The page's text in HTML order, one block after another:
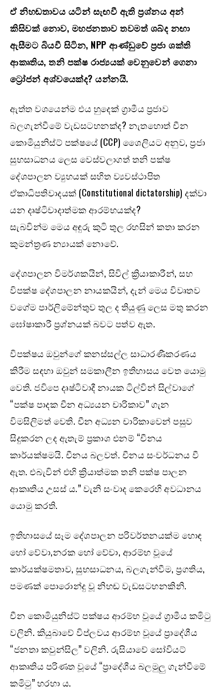
ඒ නිහඬතාවය යටින් සැඟවී ඇති ප්‍රශ්නය අන්
කිසිවක් නොව, මහජනතාව තවමත් ශබ්ද නඟා
ඇසීමට බියවී සිටින, NPP ආණ්ඩුවේ ප්‍රජා ශක්ති
ආකෘතිය, තනි පක්ෂ රාජ්‍යයක් වෙනුවෙන් ගෙනා
ට්‍රෝජන් අශ්වයෙක්ද? යන්නයි.
ඇත්ත වශයෙන්ම එය හුදෙක් ග්‍රාමීය ප්‍රජාව
බලගැන්වීමේ වැඩසටහනක්ද? නැතහොත් චීන
කොමියුනිස්ට් පක්ෂයේ (CCP) ශෛලියට අනුව, ප්‍රජා
සුභසාධනය ලෙස වෙස්වලාගත් තනි පක්ෂ
දේශපාලන ව්‍යුහයක් සහිත ව්‍යවස්ථාපිත
ඒකාධිපතිවාදයක් (Constitutional dictatorship) දක්වා
යන දෘෂ්ටිවාදාත්මක ආරම්භයක්ද?
සැබවින්ම මෙය අඳුරු කුටි තුල රහසින් කතා කරන
කුමන්ත්‍රණ න්‍යායක් නොවේ.
දේශපාලන විමර්ශකයින්, සිවිල් ක්‍රියාකාරීන්, සහ
විපක්ෂ දේශපාලන නායකයින්, දැන් මෙය විවෘතව
වගේම පාර්ලිමේන්තුව තුල ද තියුණු ලෙස මතු කරන
ඝෝෂාකාරී ප්‍රශ්නයක් බවට පත්ව ඇත.
විපක්ෂය ඔවුන්ගේ කනස්සල්ල සාධාරණීකරණය
කිරීම සඳහා ඔවුන් සමකාලීන ඉතිහාසය වෙත යොමු
වෙති. ජවිපෙ දෘෂ්ටිවාදී නායක ටිල්වින් සිල්වාගේ
“පක්ෂ පාදක චීන අධ්‍යයන චාරිකාව” ගැන
විමසිලිමත් වෙති. චීන අධ්‍යන චාරිකාවෙන් පසුව
සිදුකරන ලද ඇතැම් ප්‍රකාශ එනම් “චීනය
කාර්යක්ෂමයි. චීනය බලවත්. චීනය සංවර්ධනය වී
ඇත. එබැවින් එහි ක්‍රියාත්මක තනි පක්ෂ පාලන
ආකෘතිය උසස් ය.” වැනි සංවාද කෙරෙහි අවධානය
යොමු කරති.
ඉතිහාසයේ සෑම දේශපාලන පරිවර්තනයක්ම හොඳ
හෝ වේවා,නරක හෝ වේවා, ආරම්භ වූයේ
කාර්යක්ෂමතාව, සුභසාධනය, බලගැන්වීම, ප්‍රගතිය,
පමණක් පොරොන්දු වූ නිහඬ වැඩසටහනකිනි.
චීන කොමියුනිස්ට් පක්ෂය ආරම්භ වූයේ ග්‍රාමීය කමිටු
වලිනි. කියුබාවේ විප්ලවය ආරම්භ වූයේ ප්‍රාදේශීය
“ජනතා කවුන්සිල” වලිනි. රුසියාවේ සෝවියට්
ආකෘතිය පරිණත වූයේ “ප්‍රාදේශීය බලමුලු ගැන්වීමේ
කමිටු” හරහා ය.